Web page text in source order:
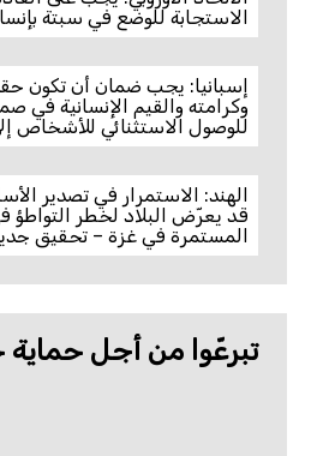
الاستجابة للوضع في سبتة
إسبانيا: يجب ضمان أن تكون
وكرامته والقيم الإنسانية في
للوصول الاستثنائي للأشخاص
الهند: الاستمرار في تصدير
قد يعرّض البلاد لخطر التواطؤ
المستمرة في غزة – تحقيق
تبرعّوا من أجل حماية